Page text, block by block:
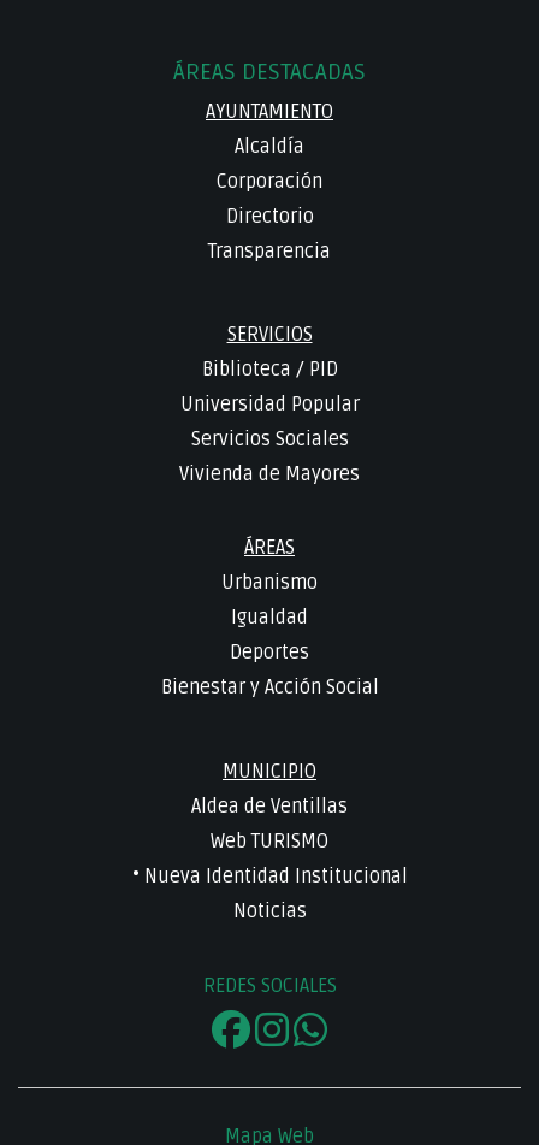
ÁREAS DESTACADAS
AYUNTAMIENTO
Alcaldía
Corporación
Directorio
Transparencia
SERVICIOS
Biblioteca / PID
Universidad Popular
Servicios Sociales
Vivienda de Mayores
ÁREAS
Urbanismo
Igualdad
Deportes
Bienestar y Acción Social
MUNICIPIO
Aldea de Ventillas
Web TURISMO
• Nueva Identidad Institucional
Noticias
REDES SOCIALES
Mapa Web